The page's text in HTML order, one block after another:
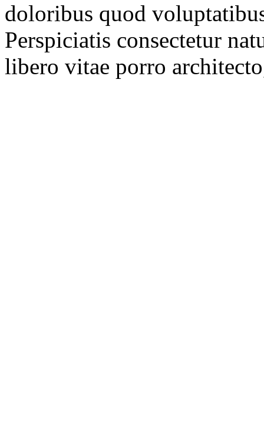
doloribus quod
Perspiciatis consectetur
libero vitae porro